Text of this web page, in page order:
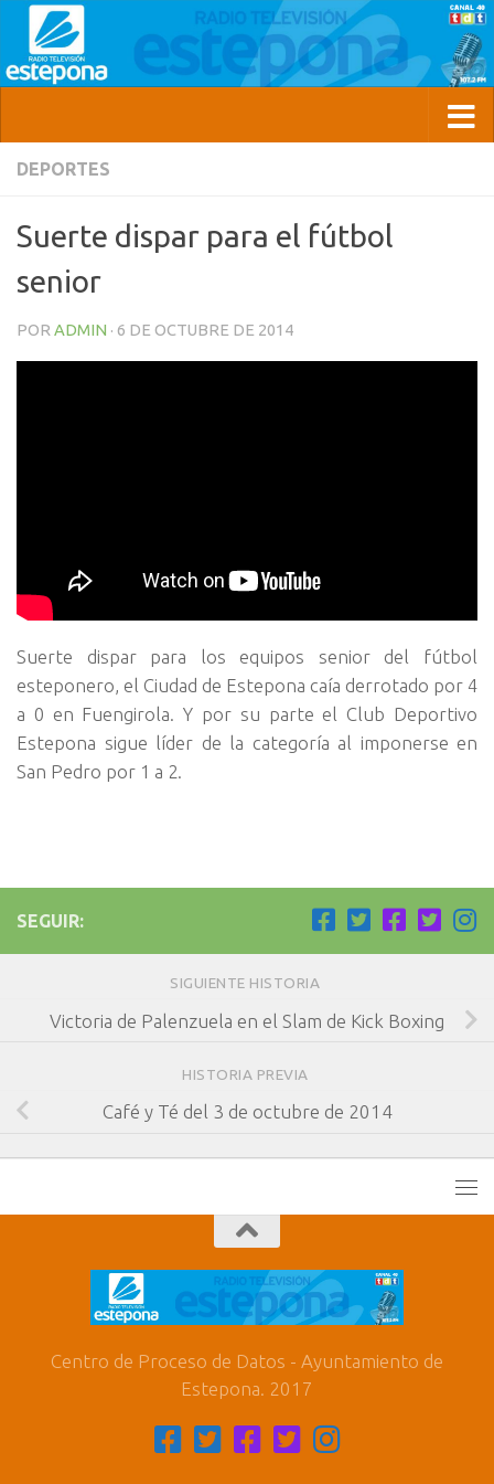
DEPORTES
Suerte dispar para el fútbol
senior
POR ADMIN · 6 DE OCTUBRE DE 2014
Suerte dispar para los equipos senior del fútbol
esteponero, el Ciudad de Estepona caía derrotado por 4
a 0 en Fuengirola. Y por su parte el Club Deportivo
Estepona sigue líder de la categoría al imponerse en
San Pedro por 1 a 2.
SEGUIR:
SIGUIENTE HISTORIA
Victoria de Palenzuela en el Slam de Kick Boxing
HISTORIA PREVIA
Café y Té del 3 de octubre de 2014
Centro de Proceso de Datos - Ayuntamiento de
Estepona. 2017